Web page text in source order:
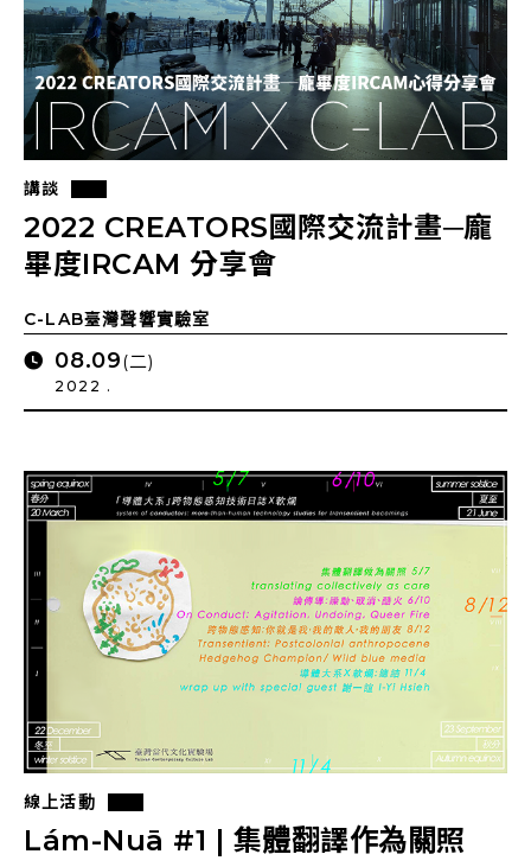
講談
2022 CREATORS國際交流計畫─龐
畢度IRCAM 分享會
C-LAB臺灣聲響實驗室
08.09(二)
2022 .
線上活動
Lám-Nuā #1 | 集體翻譯作為關照